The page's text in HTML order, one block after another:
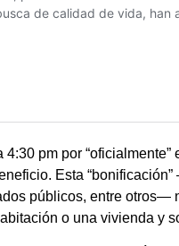
pm por
Esta
públicos, entre otros—
o una vivienda y